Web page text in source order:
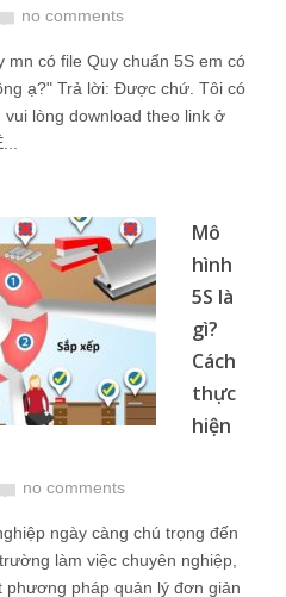
no comments
mn có file Quy chuẩn 5S em có
ạ?" Trả lời: Được chứ. Tôi có
lòng download theo link ở
Mô
hình
5S là
gì?
Cách
thực
hiện
no comments
ngày càng chú trọng đến
làm việc chuyên nghiệp,
phương pháp quản lý đơn giản